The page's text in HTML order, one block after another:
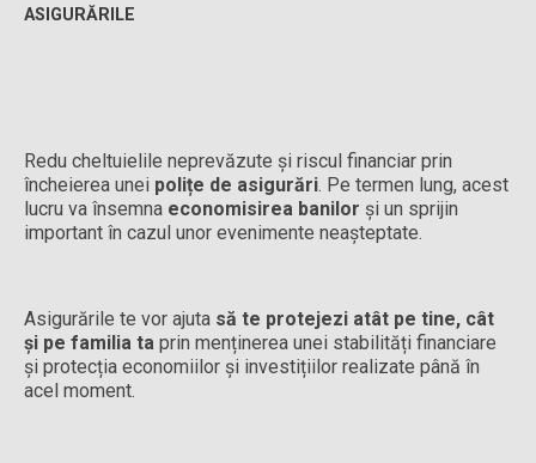
ASIGURĂRILE
Redu cheltuielile neprevăzute și riscul financiar prin
încheierea unei polițe de asigurări. Pe termen lung, acest
lucru va însemna economisirea banilor și un sprijin
important în cazul unor evenimente neașteptate.
Asigurările te vor ajuta să te protejezi atât pe tine, cât
și pe familia ta prin menținerea unei stabilități financiare
și protecția economiilor și investițiilor realizate până în
acel moment.